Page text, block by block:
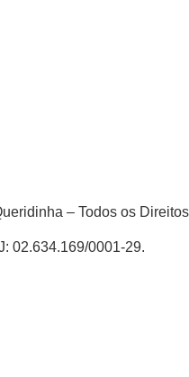
– Todos os
02.634.169/0001-29.